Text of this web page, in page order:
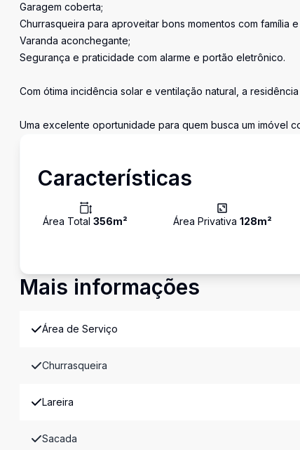
Garagem coberta;
Churrasqueira para aproveitar bons momentos com família e
Varanda aconchegante;
Segurança e praticidade com alarme e portão eletrônico.
Com ótima incidência solar e ventilação natural, a
Uma excelente oportunidade para quem busca um imóvel
Características
Área Total 356m² Área Privativa 128m²
Mais informações
Área de Serviço
Churrasqueira
Lareira
Sacada